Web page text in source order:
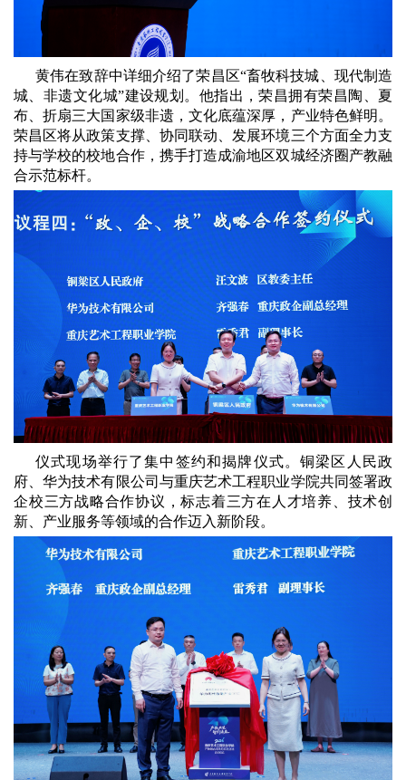
黄伟在致辞中详细介绍了荣昌区“畜牧科技城、现代制造
城、非遗文化城”建设规划。他指出，荣昌拥有荣昌陶、夏
布、折扇三大国家级非遗，文化底蕴深厚，产业特色鲜明。
荣昌区将从政策支撑、协同联动、发展环境三个方面全力支
持与学校的校地合作，携手打造成渝地区双城经济圈产教融
合示范标杆。
仪式现场举行了集中签约和揭牌仪式。铜梁区人民政
府、华为技术有限公司与重庆艺术工程职业学院共同签署政
企校三方战略合作协议，标志着三方在人才培养、技术创
新、产业服务等领域的合作迈入新阶段。